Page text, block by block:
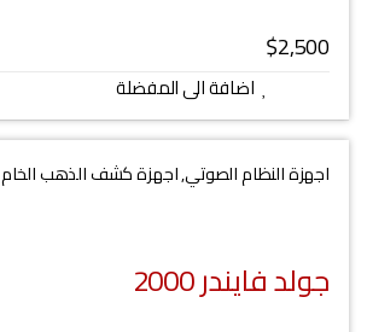
$2,500
اضافة الى المفضلة
اجهزة النظام الصوتي,اجهزة كشف الذهب الخام
جولد فايندر 2000